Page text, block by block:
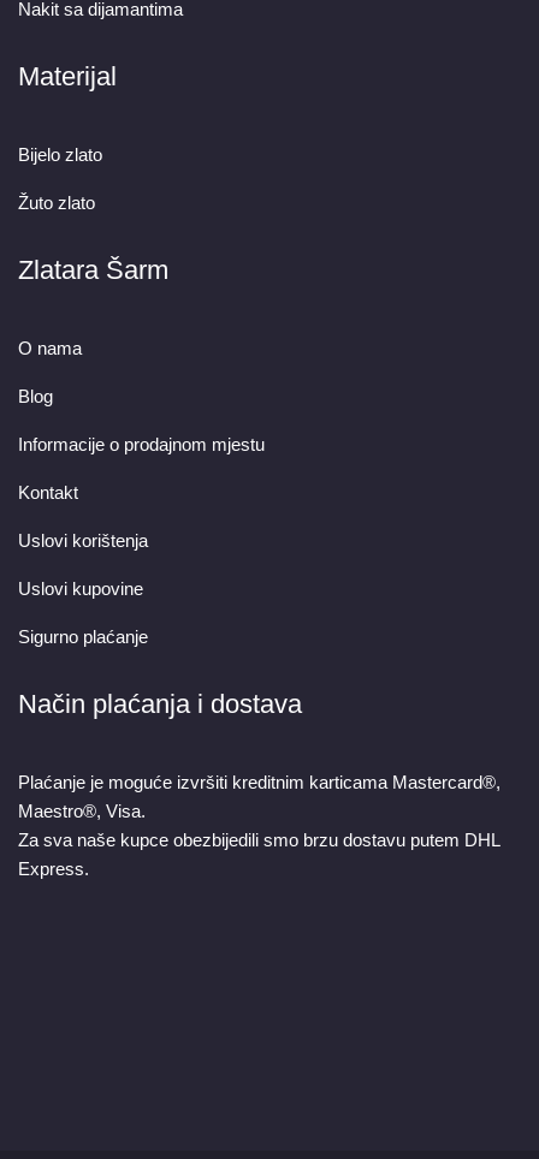
Nakit sa dijamantima
Materijal
Bijelo zlato
Žuto zlato
Zlatara Šarm
O nama
Blog
Informacije o prodajnom mjestu
Kontakt
Uslovi korištenja
Uslovi kupovine
Sigurno plaćanje
Način plaćanja i dostava
Plaćanje je moguće izvršiti kreditnim karticama Mastercard®,
Maestro®, Visa.
Za sva naše kupce obezbijedili smo brzu dostavu putem DHL
Express.